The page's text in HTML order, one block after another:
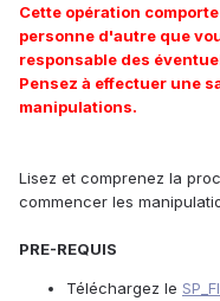
Cette opération
personne d'autre que
responsable des
Pensez à effectuer une
manipulations.
Lisez et comprenez la
commencer les
PRE-REQUIS
Téléchargez le